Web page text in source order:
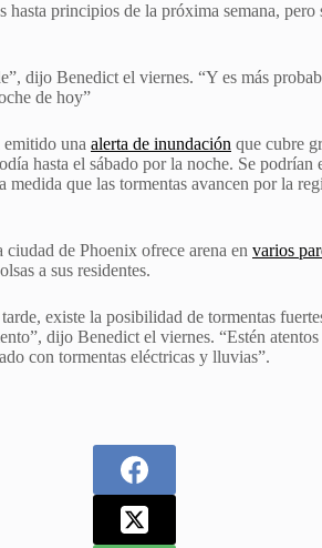
principios de la próxima semana, pero
dijo Benedict el viernes. “Y es más
de hoy”
una alerta de inundación que cubre
hasta el sábado por la noche. Se podrían
medida que las tormentas avancen por la
ciudad de Phoenix ofrece arena en varios
a sus residentes.
existe la posibilidad de tormentas
dijo Benedict el viernes. “Estén
con tormentas eléctricas y lluvias”.